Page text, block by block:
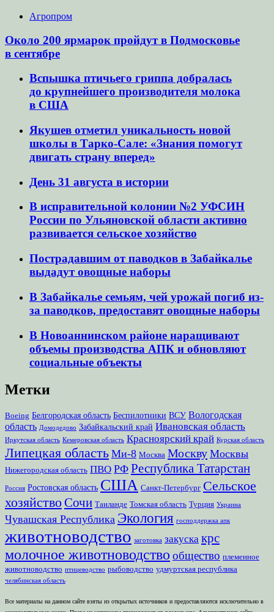
Агропром
Около 200 ярмарок пройдут в Подмосковье
в сентябре
Вспышка птичьего гриппа добралась
до крупнейшего производителя молока
в США
Якушев отметил уникальность новой
школы в Тарко-Сале: «Знания помогут
двигать страну вперед»
День 31 августа в истории
В исправительной колонии №2 УФСИН
России по Ульяновской области активно
развивается сельское хозяйство
Пострадавшим от паводков в Забайкалье
выдадут овощные наборы
В Забайкалье семьям, чей урожай погиб из-
за паводков, предоставят овощные наборы
В Новоаннинском районе наращивают
объемы производства АПК и обновляют
социальные объекты
Метки
Boeing Белгородская область Беспилотники ВСУ Вологодская
область Домодедово Забайкальский край Ивановская область
Иркутская область Кемеровская область Красноярский край Курская область
Липецкая область Ми-8 Москва Москву Москвы
Нижегородская область ПВО РФ Республика Татарстан
Россия Ростовская область США Санкт-Петербург Сельское
хозяйствоСочи Таиланде Томская область Турция Украина
Чувашская Республика Экология господдержка апк
животноводство заготовка закуска крс
молочное животноводство общество племенное
животноводство птицеводство рыбоводство удмуртская республика
челябинская область
Все материалы на данном сайте взяты из открытых источников и предоставляются исключительно в